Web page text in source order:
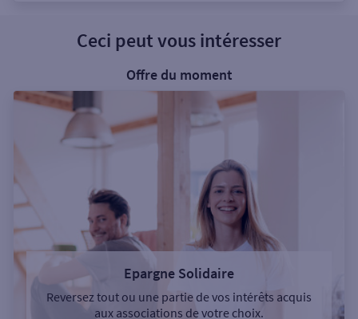
Ceci peut vous intéresser
Offre du moment
Epargne Solidaire
Reversez tout ou une partie de vos intérêts acquis
aux associations de votre choix.